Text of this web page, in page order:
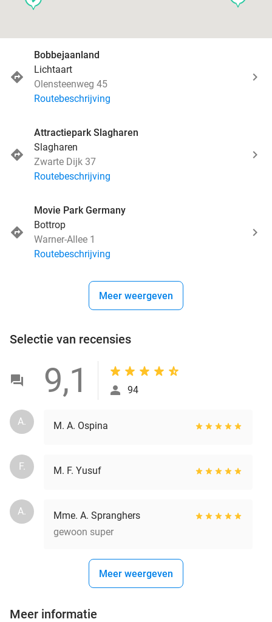
Bobbejaanland
Lichtaart
Olensteenweg 45
Routebeschrijving
Attractiepark Slagharen
Slagharen
Zwarte Dijk 37
Routebeschrijving
Movie Park Germany
Bottrop
Warner-Allee 1
Routebeschrijving
Meer weergeven
Selectie van recensies
9,1 94
A. M. A. Ospina
F. M. F. Yusuf
A.
Mme. A. Spranghers
gewoon super
Meer weergeven
Meer informatie